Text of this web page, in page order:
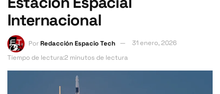
Internacional
PorRedacción Espacio Tech
31 enero, 2026
Tiempo de lectura:2 minutos de lectura